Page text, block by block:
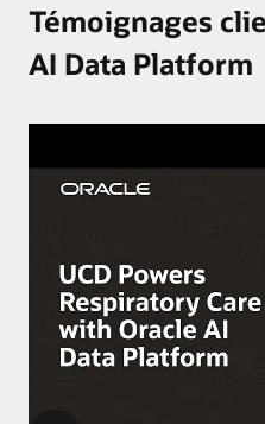
Témoignages
AI Data Platform